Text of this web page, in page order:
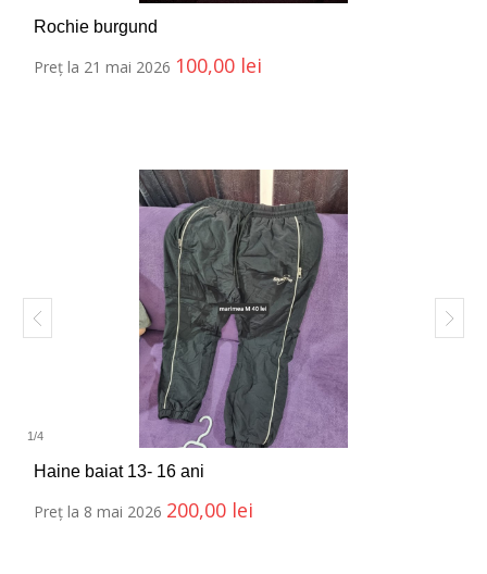
Rochie burgund
Preț la 21 mai 2026 100,00 lei
1/4
Haine baiat 13- 16 ani
Preț la 8 mai 2026 200,00 lei